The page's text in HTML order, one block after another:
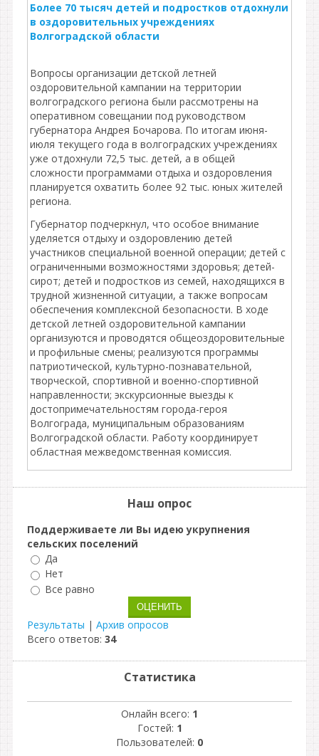
Более 70 тысяч детей и подростков отдохнули
в оздоровительных учреждениях
Волгоградской области
Вопросы организации детской летней
оздоровительной кампании на территории
волгоградского региона были рассмотрены на
оперативном совещании под руководством
губернатора Андрея Бочарова. По итогам июня-
июля текущего года в волгоградских учреждениях
уже отдохнули 72,5 тыс. детей, а в общей
сложности программами отдыха и оздоровления
планируется охватить более 92 тыс. юных жителей
региона.
Губернатор подчеркнул, что особое внимание
уделяется отдыху и оздоровлению детей
участников специальной военной операции; детей с
ограниченными возможностями здоровья; детей-
сирот; детей и подростков из семей, находящихся в
трудной жизненной ситуации, а также вопросам
обеспечения комплексной безопасности. В ходе
детской летней оздоровительной кампании
организуются и проводятся общеоздоровительные
и профильные смены; реализуются программы
патриотической, культурно-познавательной,
творческой, спортивной и военно-спортивной
направленности; экскурсионные выезды к
достопримечательностям города-героя
Волгограда, муниципальным образованиям
Волгоградской области. Работу координирует
областная межведомственная комиссия.
Наш опрос
Поддерживаете ли Вы идею укрупнения
сельских поселений
Да
Нет
Все равно
Результаты | Архив опросов
Всего ответов: 34
Статистика
Онлайн всего: 1
Гостей: 1
Пользователей: 0